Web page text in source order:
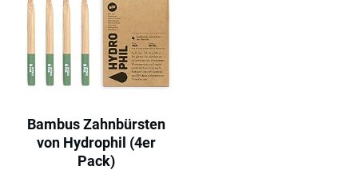
Bambus Zahnbürsten
von Hydrophil (4er
Pack)